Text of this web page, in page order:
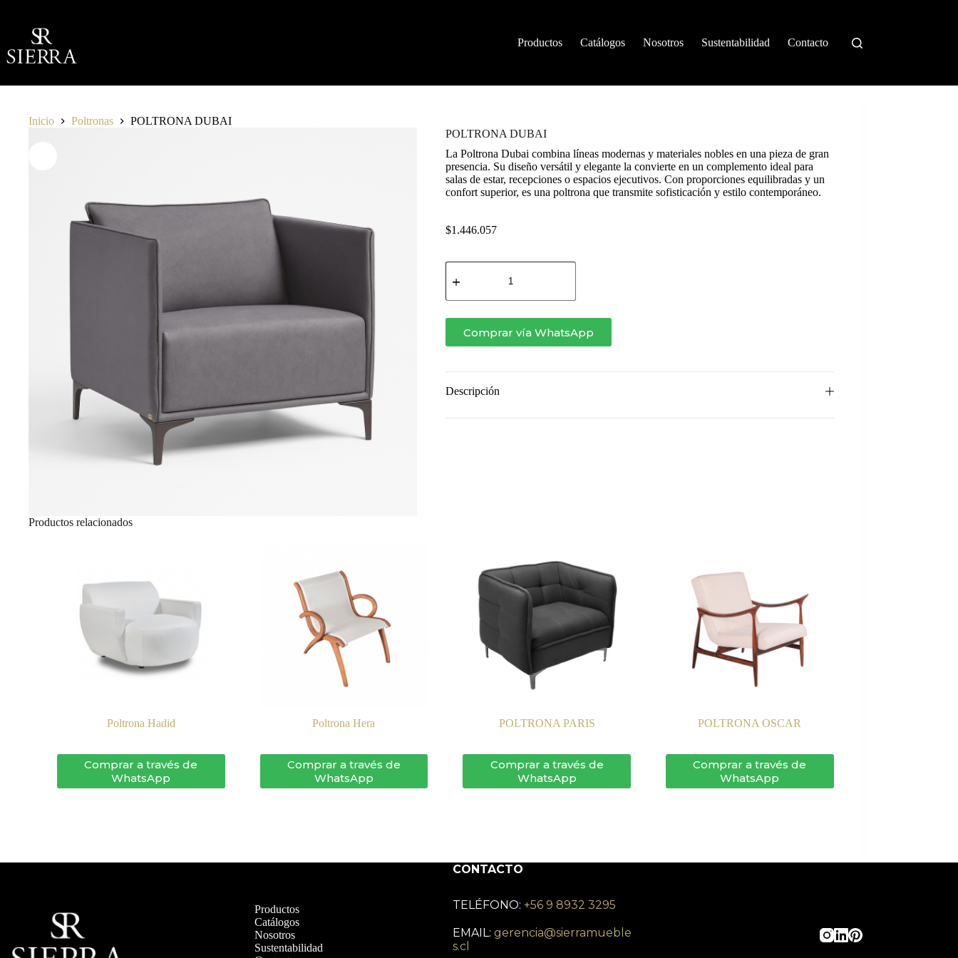
contenido
Productos
Catálogos Nosotros Sustentabilidad Contacto
Inicio Poltronas
POLTRONA DUBAI
POLTRONA DUBAI
La Poltrona Dubai combina líneas modernas y materiales nobles en una pieza de gran
presencia. Su diseño versátil y elegante la convierte en un complemento ideal para
salas de estar, recepciones o espacios ejecutivos. Con proporciones equilibradas y un
confort superior, es una poltrona que transmite sofisticación y estilo contemporáneo.
$1.446.057
POLTRONA
DUBAI
Comprar vía WhatsApp
Descripción
Productos relacionados
Poltrona Hadid
Comprar a través de
WhatsApp
Poltrona Hera
Comprar a través de
WhatsApp
POLTRONA PARIS
Comprar a través de
WhatsApp
POLTRONA OSCAR
Comprar a través de
WhatsApp
Productos
Catálogos
Nosotros
Sustentabilidad
CONTACTO
TELÉFONO: +56 9 8932 3295
EMAIL: gerencia@sierramueble
s.cl